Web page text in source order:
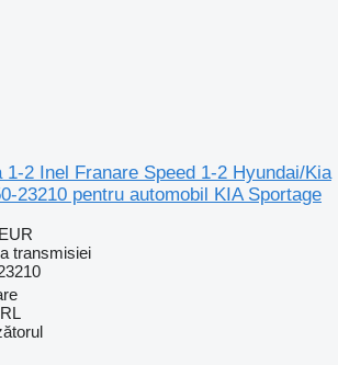
1-2 Inel Franare Speed 1-2 Hyundai/Kia
23210 pentru automobil KIA Sportage
transmisiei